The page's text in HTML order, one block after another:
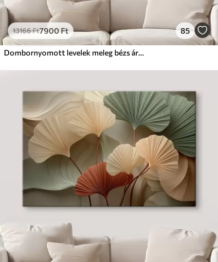
13166Ft7900 Ft 85
Dombornyomott levelek meleg bézs árnyalatokban